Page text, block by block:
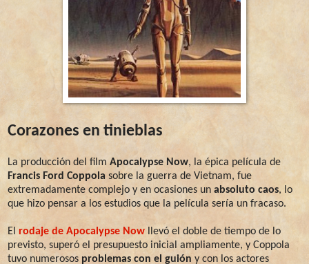
Corazones en tinieblas
La producción del film Apocalypse Now, la épica película de
Francis Ford Coppola sobre la guerra de Vietnam, fue
extremadamente complejo y en ocasiones un absoluto caos, lo
que hizo pensar a los estudios que la película sería un fracaso.
El rodaje de Apocalypse Now llevó el doble de tiempo de lo
previsto, superó el presupuesto inicial ampliamente, y Coppola
tuvo numerosos problemas con el guión y con los actores